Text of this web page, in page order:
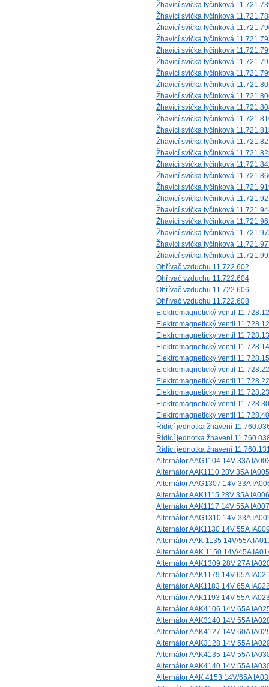
Žhavící svíčka tyčinková
Žhavící svíčka tyčinková
Žhavící svíčka tyčinková
Žhavící svíčka tyčinková
Žhavící svíčka tyčinková
Žhavící svíčka tyčinková
Žhavící svíčka tyčinková
Žhavící svíčka tyčinková
Žhavící svíčka tyčinková
Žhavící svíčka tyčinková
Žhavící svíčka tyčinková
Žhavící svíčka tyčinková
Žhavící svíčka tyčinková
Žhavící svíčka tyčinková
Žhavící svíčka tyčinková
Žhavící svíčka tyčinková
Žhavící svíčka tyčinková
Žhavící svíčka tyčinková
Žhavící svíčka tyčinková
Žhavící svíčka tyčinková
Žhavící svíčka tyčinková
Žhavící svíčka tyčinková
Žhavící svíčka tyčinková
Ohřívač vzduchu 11.722.602
Ohřívač vzduchu 11.722.604
Ohřívač vzduchu 11.722.606
Ohřívač vzduchu 11.722.608
Elektromagnetický ventil
Elektromagnetický ventil
Elektromagnetický ventil
Elektromagnetický ventil
Elektromagnetický ventil
Elektromagnetický ventil
Elektromagnetický ventil
Elektromagnetický ventil
Elektromagnetický ventil
Elektromagnetický ventil
Řídící jednotka žhavení
Řídící jednotka žhavení
Řídící jednotka žhavení
Alternátor AAG1104 14V 33A
Alternátor AAK1110 28V 35A
Alternátor AAG1307 14V 33A
Alternátor AAK1115 28V 35A
Alternátor AAK1117 14V 55A
Alternátor AAG1310 14V 33A
Alternátor AAK1130 14V 55A
Alternátor AAK 1135 14V/55A
Alternátor AAK 1150 14V/45A
Alternátor AAK1309 28V 27A
Alternátor AAK1179 14V 65A
Alternátor AAK1183 14V 65A
Alternátor AAK1193 14V 55A
Alternátor AAK4106 14V 65A
Alternátor AAK3140 14V 55A
Alternátor AAK4127 14V 60A
Alternátor AAK3128 14V 55A
Alternátor AAK4135 14V 55A
Alternátor AAK4140 14V 55A
Alternátor AAK 4153 14V/65A